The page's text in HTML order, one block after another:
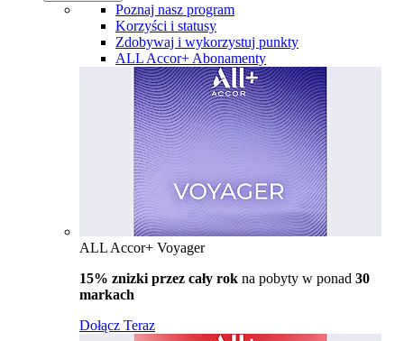
Poznaj nasz program
Korzyści i statusy
Zdobywaj i wykorzystuj punkty
ALL Accor+ Abonamenty
ALL Accor+ Voyager
15% znizki przez cały rok na pobyty w ponad 30
markach
Dołącz Teraz